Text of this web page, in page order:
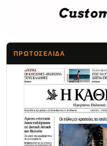
ΠΡΩΤΟΣΈΛΙΔΑ